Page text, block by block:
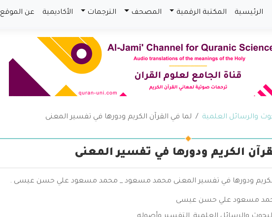
الرئيسية المكتبة الرقمية المصحف الترجمات الأكاديمية عن الموقع
والرسائل العلمية لما في القرآن الكريم ودورها في تفسير المعنى
الكريم ودورها في تفسير المعنى
الكريم ودورها في تفسير المعنى محمد مسعود _ محمد مسعود علي حسن عيسى .
مسعود علي حسن عيسى